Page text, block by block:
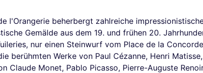
l'Orangerie beherbergt zahlreiche
Gemälde aus dem 19. und frühen 20.
nur einen Steinwurf vom Place de la
berühmten Werke von Paul Cézanne, Henri
Claude Monet, Pablo Picasso, Pierre-Auguste